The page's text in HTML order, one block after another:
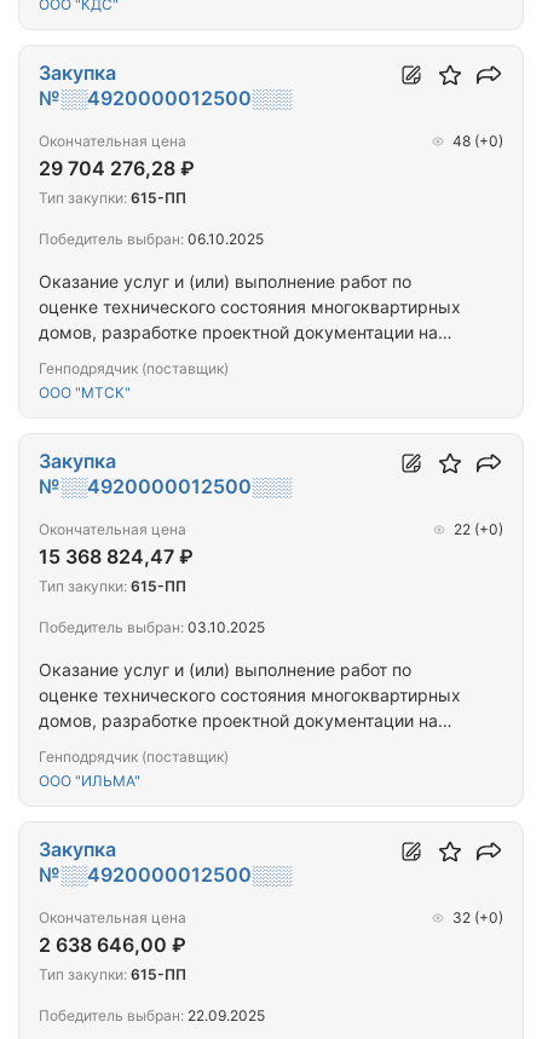
многоквартирных домов (ПРОЕКТ+СМР) (г.
Ковдор,ул. Коновалова, д. 14)
ООО "КДС"
Оказание услуг и (или) выполнение работ по
оценке технического состояния многоквартирных
домов, разработке проектной документации на
имущества многоквартирных домов,
многоквартирных домов (ПРОЕКТ+СМР)
(г.Мурманск_г.Кировск_г.Апатиты_8МКД)
Генподрядчик (поставщик)
ООО "МТСК"
Закупка
№░░4920000012500░░░
Окончательная цена
29 704 276,28 ₽
48 (+0)
Тип закупки: 615-ПП
Победитель выбран: 06.10.2025
Оказание услуг и (или) выполнение работ по
оценке технического состояния многоквартирных
домов, разработке проектной документации на
имущества многоквартирных домов,
многоквартирных домов (ПРОЕКТ+СМР)
(г.Кандалакша_2МКД)
Генподрядчик (поставщик)
ООО "ИЛЬМА"
Закупка
№░░4920000012500░░░
Окончательная цена
15 368 824,47 ₽
22 (+0)
Тип закупки: 615-ПП
Победитель выбран: 03.10.2025
Закупка
№░░4920000012500░░░
Окончательная цена
2 638 646,00 ₽
32 (+0)
Тип закупки: 615-ПП
Победитель выбран: 22.09.2025